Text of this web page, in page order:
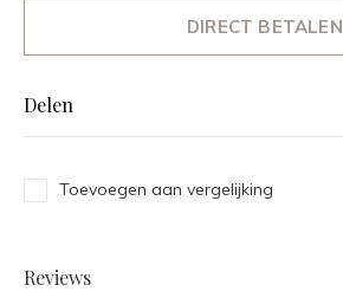
DIRECT BETALEN
Delen
Toevoegen aan vergelijking
Reviews